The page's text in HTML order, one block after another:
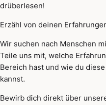
drüberlesen!
Erzähl von deinen
Wir suchen nach Menschen
Teile uns mit, welche
Bereich hast und wie du
kannst.
Bewirb dich direkt über